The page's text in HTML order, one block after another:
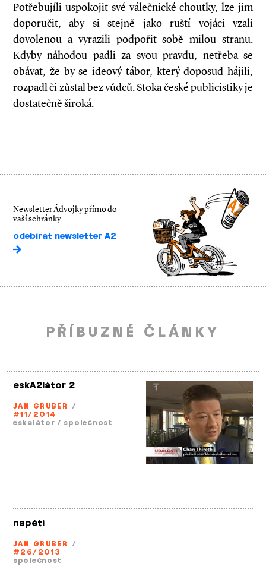
Potřebují­li uspokojit své válečnické choutky, lze jim
doporučit, aby si stejně jako ruští vojáci vzali
dovolenou a vyrazili podpořit sobě milou stranu.
Kdyby náhodou padli za svou pravdu, netřeba se
obávat, že by se ideový tábor, který doposud hájili,
rozpadl či zůstal bez vůdců. Stoka české publicistiky je
dostatečně široká.
Newsletter Ádvojky přímo do
vaší schránky
odebírat newsletter A2
PŘÍBUZNÉ ČLÁNKY
eskA2látor 2
JAN GRUBER /
#11/2014
eskalátor / společnost
napětí
JAN GRUBER /
#26/2013
společnost